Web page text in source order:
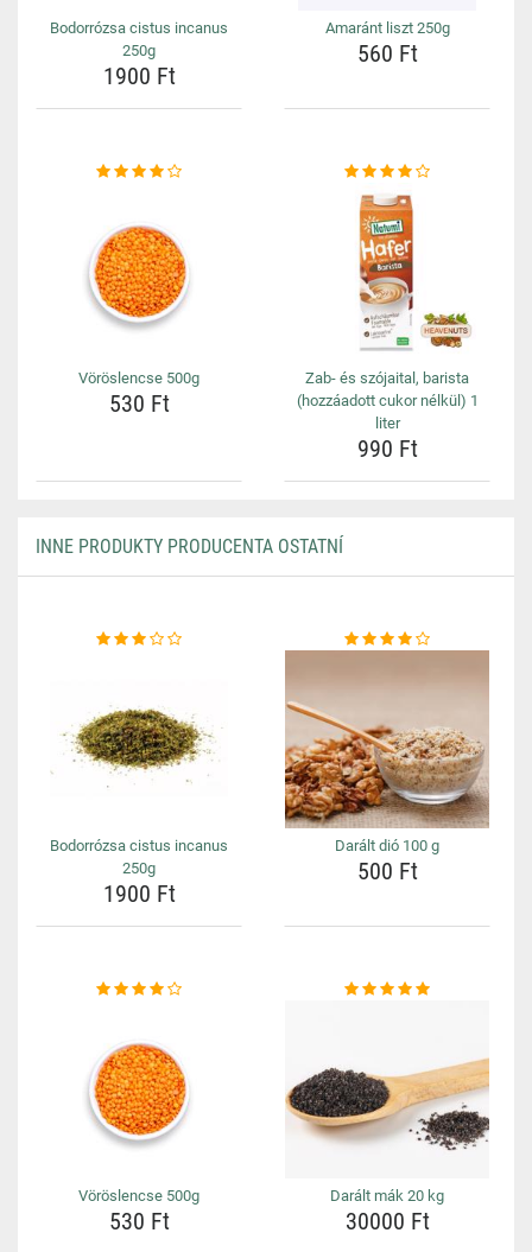
Bodorrózsa cistus incanus
250g
1900 Ft
Amaránt liszt 250g
560 Ft
Vöröslencse 500g
530 Ft
Zab- és szójaital, barista
(hozzáadott cukor nélkül) 1
liter
990 Ft
INNE PRODUKTY PRODUCENTA OSTATNÍ
Bodorrózsa cistus incanus
250g
1900 Ft
Darált dió 100 g
500 Ft
Vöröslencse 500g
530 Ft
Darált mák 20 kg
30000 Ft